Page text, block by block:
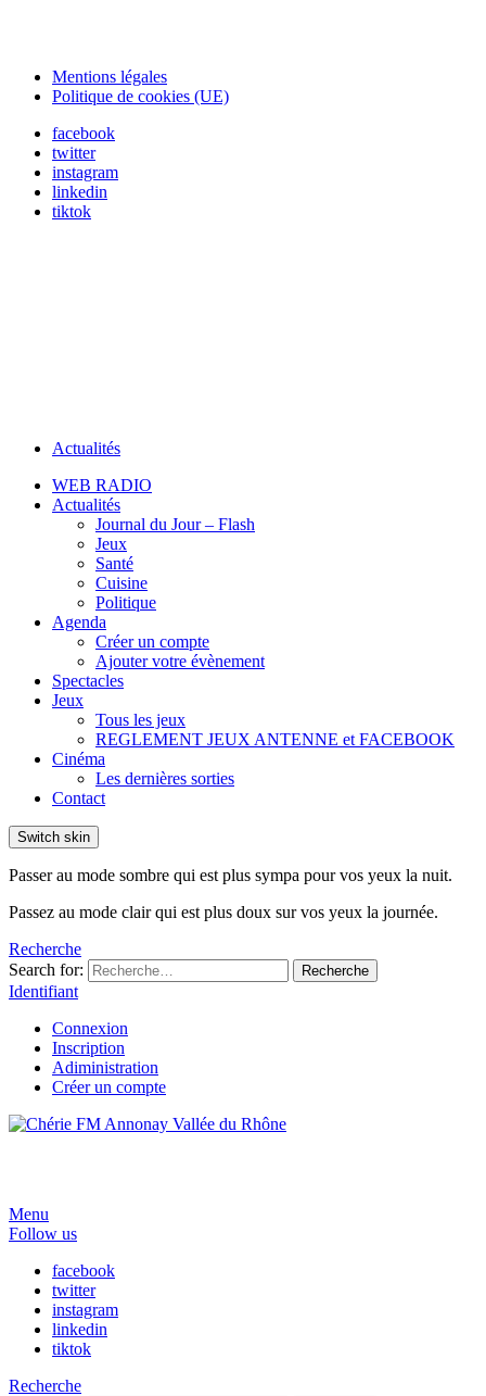
Mentions légales
Politique de cookies (UE)
facebook
twitter
instagram
linkedin
tiktok
Actualités
WEB RADIO
Actualités
Journal du Jour – Flash
Jeux
Santé
Cuisine
Politique
Agenda
Créer un compte
Ajouter votre évènement
Spectacles
Jeux
Tous les jeux
REGLEMENT JEUX ANTENNE et FACEBOOK
Cinéma
Les dernières sorties
Contact
Switch skin
Passer au mode sombre qui est plus sympa pour vos yeux la nuit.
Passez au mode clair qui est plus doux sur vos yeux la journée.
Recherche
Search for:
Recherche
Identifiant
Connexion
Inscription
Adiministration
Créer un compte
Menu
Follow us
facebook
twitter
instagram
linkedin
tiktok
Recherche